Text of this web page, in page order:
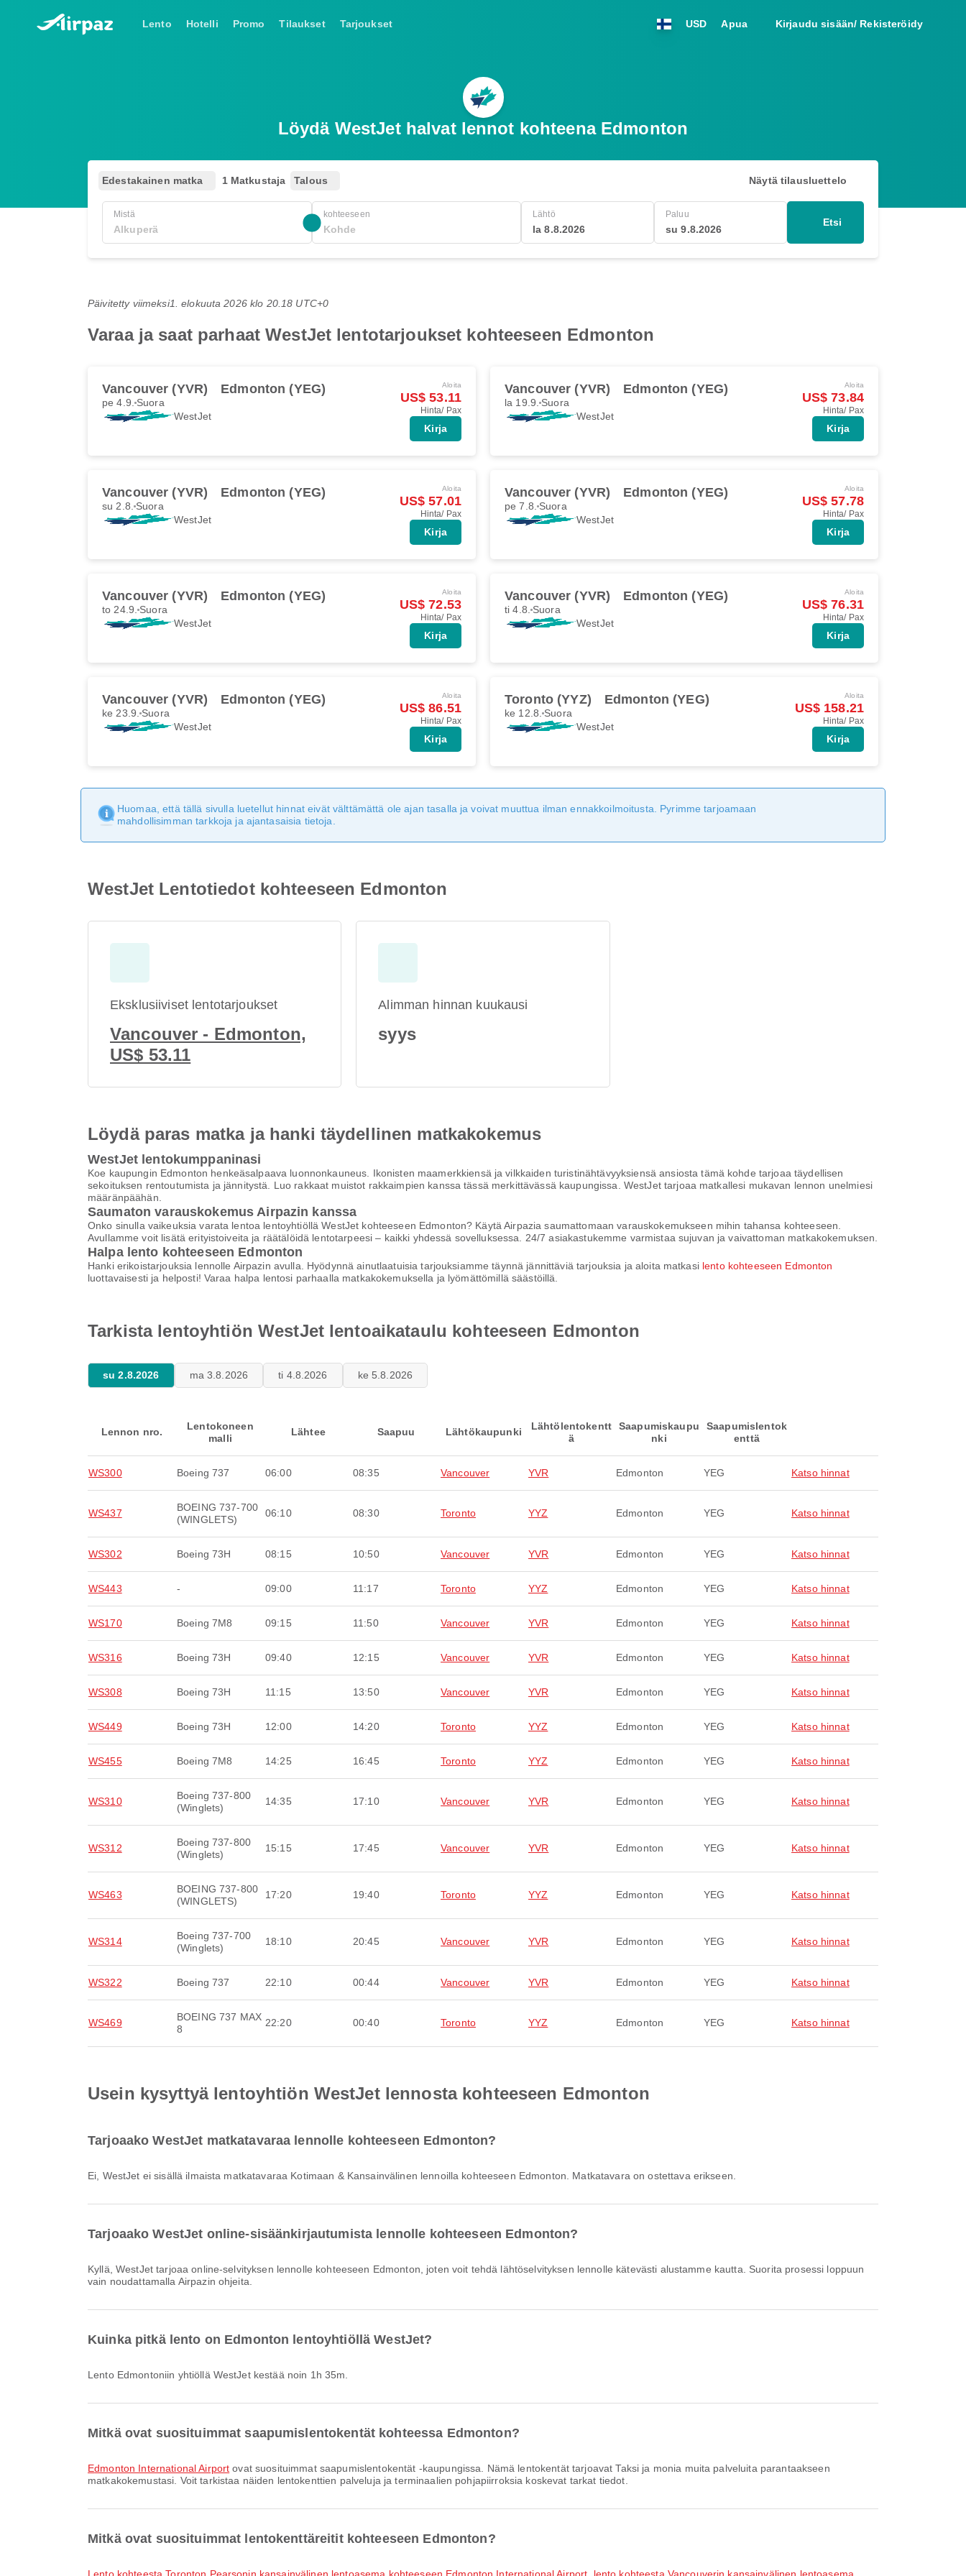
Lento Hotelli Promo Tilaukset Tarjoukset USD Apua Kirjaudu sisään/ Rekisteröidy
Löydä WestJet halvat lennot kohteena Edmonton
Edestakainen matka 1 Matkustaja Talous Näytä tilausluettelo
Mistä kohteeseen Lähtö
la 8.8.2026
Paluu
su 9.8.2026
Etsi
Päivitetty viimeksi1. elokuuta 2026 klo 20.18 UTC+0
Varaa ja saat parhaat WestJet lentotarjoukset kohteeseen Edmonton
Vancouver (YVR) Edmonton (YEG)
pe 4.9. Suora
WestJet
Aloita
US$ 53.11
Hinta/ Pax
Kirja
Vancouver (YVR) Edmonton (YEG)
la 19.9. Suora
WestJet
Aloita
US$ 73.84
Hinta/ Pax
Kirja
Vancouver (YVR) Edmonton (YEG)
su 2.8. Suora
WestJet
Aloita
US$ 57.01
Hinta/ Pax
Kirja
Vancouver (YVR) Edmonton (YEG)
pe 7.8. Suora
WestJet
Aloita
US$ 57.78
Hinta/ Pax
Kirja
Vancouver (YVR) Edmonton (YEG)
to 24.9. Suora
WestJet
Aloita
US$ 72.53
Hinta/ Pax
Kirja
Vancouver (YVR) Edmonton (YEG)
ti 4.8. Suora
WestJet
Aloita
US$ 76.31
Hinta/ Pax
Kirja
Vancouver (YVR) Edmonton (YEG)
ke 23.9. Suora
WestJet
Aloita
US$ 86.51
Hinta/ Pax
Kirja
Toronto (YYZ) Edmonton (YEG)
ke 12.8. Suora
WestJet
Aloita
US$ 158.21
Hinta/ Pax
Kirja
Huomaa, että tällä sivulla luetellut hinnat eivät välttämättä ole ajan tasalla ja voivat muuttua ilman ennakkoilmoitusta. Pyrimme tarjoamaan
mahdollisimman tarkkoja ja ajantasaisia tietoja.
WestJet Lentotiedot kohteeseen Edmonton
Eksklusiiviset lentotarjoukset
Vancouver - Edmonton,
US$ 53.11
Alimman hinnan kuukausi
syys
Löydä paras matka ja hanki täydellinen matkakokemus
WestJet lentokumppaninasi
Koe kaupungin Edmonton henkeäsalpaava luonnonkauneus. Ikonisten maamerkkiensä ja vilkkaiden turistinähtävyyksiensä ansiosta tämä kohde tarjoaa täydellisen
sekoituksen rentoutumista ja jännitystä. Luo rakkaat muistot rakkaimpien kanssa tässä merkittävässä kaupungissa. WestJet tarjoaa matkallesi mukavan lennon unelmiesi
määränpäähän.
Saumaton varauskokemus Airpazin kanssa
Onko sinulla vaikeuksia varata lentoa lentoyhtiöllä WestJet kohteeseen Edmonton? Käytä Airpazia saumattomaan varauskokemukseen mihin tahansa kohteeseen.
Avullamme voit lisätä erityistoiveita ja räätälöidä lentotarpeesi – kaikki yhdessä sovelluksessa. 24/7 asiakastukemme varmistaa sujuvan ja vaivattoman matkakokemuksen.
Halpa lento kohteeseen Edmonton
Hanki erikoistarjouksia lennolle Airpazin avulla. Hyödynnä ainutlaatuisia tarjouksiamme täynnä jännittäviä tarjouksia ja aloita matkasi lento kohteeseen Edmonton
luottavaisesti ja helposti! Varaa halpa lentosi parhaalla matkakokemuksella ja lyömättömillä säästöillä.
Tarkista lentoyhtiön WestJet lentoaikataulu kohteeseen Edmonton
su 2.8.2026 ma 3.8.2026 ti 4.8.2026 ke 5.8.2026
Lennon nro.
Lentokoneen
malli
Lähtee Saapuu Lähtökaupunki
Lähtölentokentt
ä
Saapumiskaupu
nki
Saapumislentok
enttä
WS300 Boeing 737 06:00 08:35 Vancouver YVR Edmonton YEG Katso hinnat
WS437
BOEING 737-700
(WINGLETS)
06:10 08:30 Toronto YYZ Edmonton YEG Katso hinnat
WS302 Boeing 73H 08:15 10:50 Vancouver YVR Edmonton YEG Katso hinnat
WS443 - 09:00 11:17 Toronto YYZ Edmonton YEG Katso hinnat
WS170 Boeing 7M8 09:15 11:50 Vancouver YVR Edmonton YEG Katso hinnat
WS316 Boeing 73H 09:40 12:15 Vancouver YVR Edmonton YEG Katso hinnat
WS308 Boeing 73H 11:15 13:50 Vancouver YVR Edmonton YEG Katso hinnat
WS449 Boeing 73H 12:00 14:20 Toronto YYZ Edmonton YEG Katso hinnat
WS455 Boeing 7M8 14:25 16:45 Toronto YYZ Edmonton YEG Katso hinnat
WS310
Boeing 737-800
(Winglets)
14:35 17:10 Vancouver YVR Edmonton YEG Katso hinnat
WS312
Boeing 737-800
(Winglets)
15:15 17:45 Vancouver YVR Edmonton YEG Katso hinnat
WS463
BOEING 737-800
(WINGLETS)
17:20 19:40 Toronto YYZ Edmonton YEG Katso hinnat
WS314
Boeing 737-700
(Winglets)
18:10 20:45 Vancouver YVR Edmonton YEG Katso hinnat
WS322 Boeing 737 22:10 00:44 Vancouver YVR Edmonton YEG Katso hinnat
WS469
BOEING 737 MAX
8
22:20 00:40 Toronto YYZ Edmonton YEG Katso hinnat
Usein kysyttyä lentoyhtiön WestJet lennosta kohteeseen Edmonton
Tarjoaako WestJet matkatavaraa lennolle kohteeseen Edmonton?
Ei, WestJet ei sisällä ilmaista matkatavaraa Kotimaan & Kansainvälinen lennoilla kohteeseen Edmonton. Matkatavara on ostettava erikseen.
Tarjoaako WestJet online-sisäänkirjautumista lennolle kohteeseen Edmonton?
Kyllä, WestJet tarjoaa online-selvityksen lennolle kohteeseen Edmonton, joten voit tehdä lähtöselvityksen lennolle kätevästi alustamme kautta. Suorita prosessi loppuun
vain noudattamalla Airpazin ohjeita.
Kuinka pitkä lento on Edmonton lentoyhtiöllä WestJet?
Lento Edmontoniin yhtiöllä WestJet kestää noin 1h 35m.
Mitkä ovat suosituimmat saapumislentokentät kohteessa Edmonton?
Edmonton International Airport ovat suosituimmat saapumislentokentät -kaupungissa. Nämä lentokentät tarjoavat Taksi ja monia muita palveluita parantaakseen
matkakokemustasi. Voit tarkistaa näiden lentokenttien palveluja ja terminaalien pohjapiirroksia koskevat tarkat tiedot.
Mitkä ovat suosituimmat lentokenttäreitit kohteeseen Edmonton?